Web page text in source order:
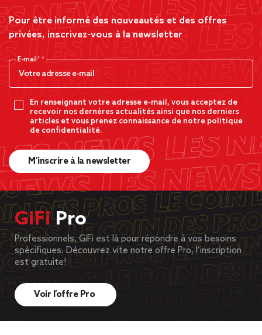
Pour être informé des nouveautés et des offres
privées, inscrivez-vous à la newsletter
E-mail*
En renseignant votre adresse e-mail, vous acceptez de
recevoir nos dernères actualités ainsi que nos derniers
articles et vous prenez connaissance de notre politique
de confidentialité.
M’inscrire à la newsletter
GiFiPro
Professionnels, GiFi est là pour répondre à vos besoins
spécifiques. Découvrez vite notre offre Pro, l’inscription
est gratuite!
Voir l’offre Pro